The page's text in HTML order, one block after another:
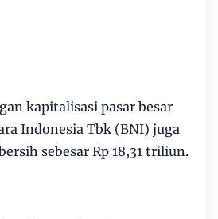
kapitalisasi pasar besar
Indonesia Tbk (BNI) juga
sebesar Rp 18,31 triliun.